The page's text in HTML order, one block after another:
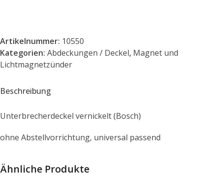
Artikelnummer: 10550
Kategorien: Abdeckungen / Deckel, Magnet und
Lichtmagnetzünder
Beschreibung
Unterbrecherdeckel vernickelt (Bosch)
ohne Abstellvorrichtung, universal passend
Ähnliche Produkte